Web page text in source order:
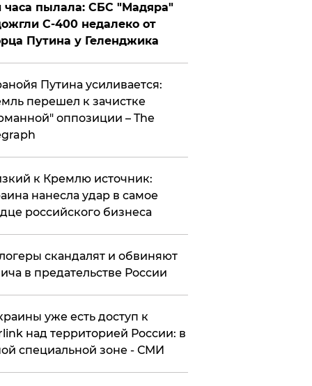
часа пылала: СБС "Мадяра"
С-400 недалеко от
Путина у Геленджика
Путина усиливается:
перешел к зачистке
оппозиции – The
к Кремлю источник:
нанесла удар в самое
российского бизнеса
скандалят и обвиняют
в предательстве России
уже есть доступ к
над территорией России: в
специальной зоне - СМИ